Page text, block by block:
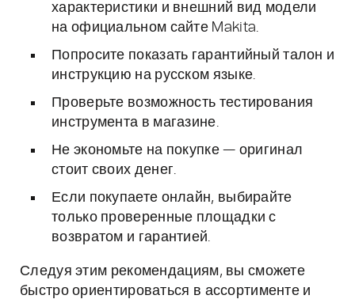
характеристики и внешний вид модели
на официальном сайте Makita.
Попросите показать гарантийный талон и
инструкцию на русском языке.
Проверьте возможность тестирования
инструмента в магазине.
Не экономьте на покупке — оригинал
стоит своих денег.
Если покупаете онлайн, выбирайте
только проверенные площадки с
возвратом и гарантией.
Следуя этим рекомендациям, вы сможете
быстро ориентироваться в ассортименте и